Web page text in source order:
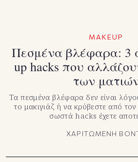
MAKEUP
Πεσμένα βλέφαρα: 3
up hacks που
των
Τα πεσμένα βλέφαρα δεν είναι
το μακιγιάζ ή να κρύβεστε από
σωστά hacks έχετε
ΧΑΡΙΤΩΜΕΝΗ